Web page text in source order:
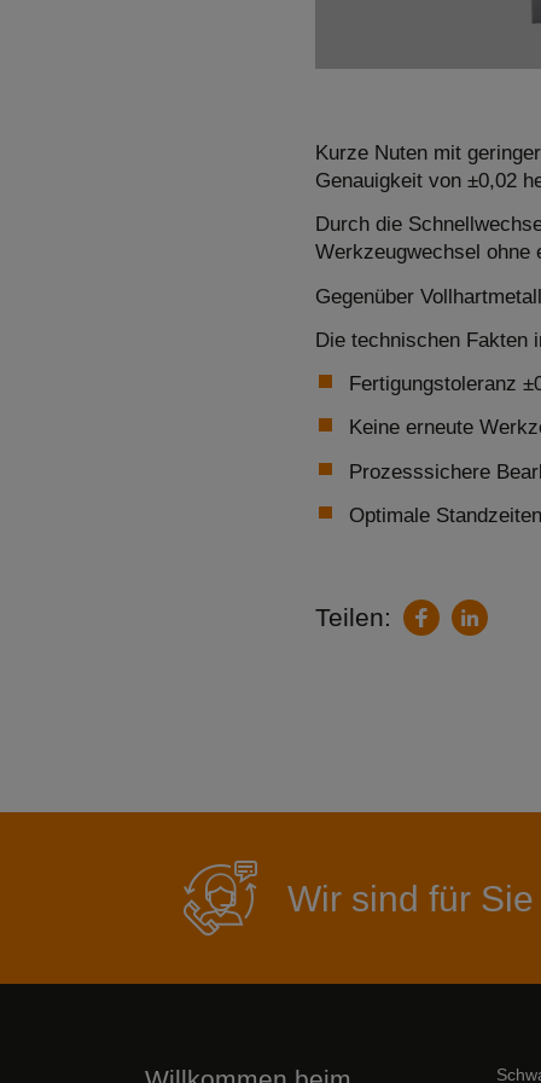
Kurze Nuten mit
Genauigkeit von ±0,02
Durch die
Werkzeugwechsel ohne
Gegenüber
Die technischen Fakten
Fertigungstoleranz
Keine erneute
Prozesssichere
Optimale
Teilen: FacebookLinkedIn
Wir sind für